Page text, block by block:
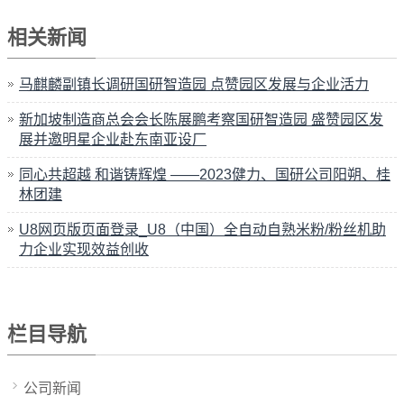
相关新闻
马麒麟副镇长调研国研智造园 点赞园区发展与企业活力
新加坡制造商总会会长陈展鹏考察国研智造园 盛赞园区发
展并邀明星企业赴东南亚设厂
同心共超越 和谐铸辉煌 ——2023健力、国研公司阳朔、桂
林团建
U8网页版页面登录_U8（中国）全自动自熟米粉/粉丝机助
力企业实现效益创收
栏目导航
公司新闻